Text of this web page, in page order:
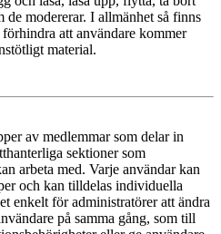
de modererar. I allmänhet så finns
att användare kommer
material.
av medlemmar som delar in
sektioner som
arbeta med. Varje användar kan
och kan tilldelas individuella
enkelt för administratörer att ändra
på samma gång, som till